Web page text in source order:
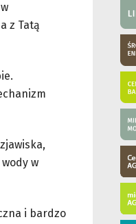
z Tatą
w
i bardzo